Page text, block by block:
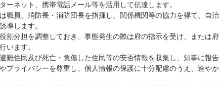
ーネット、携帯電話メール等を活用して伝達します。
職員、消防長・消防団長を指揮し、関係機関等の協力を得て、自治
導します。
割分担を調整しておき、事態発生の際は府の指示を受け、または府
います。
難住民及び死亡・負傷した住民等の安否情報を収集し、知事に報告
プライバシーを尊重し、個人情報の保護に十分配慮のうえ、速やか